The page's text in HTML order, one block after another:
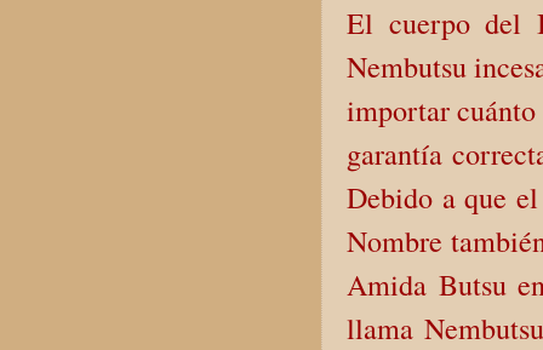
El cuerpo del
Nembutsu
importar cuánto
garantía
Debido a que
Nombre
Amida Butsu
llama